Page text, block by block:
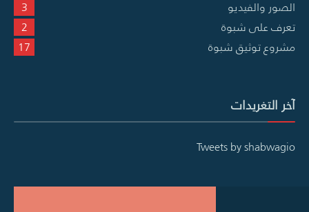
الصور والفيديو
3
تعرف على شبوة
2
مشروع توثيق شبوة
17
آخر التغريدات
Tweets by shabwagio